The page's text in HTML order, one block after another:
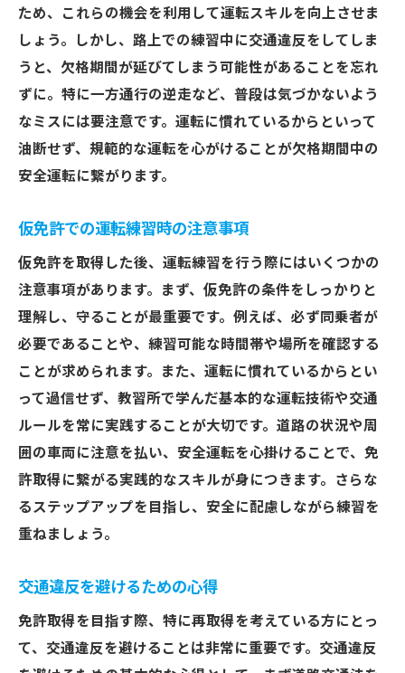
ため、これらの機会を利用して運転スキルを向上させま
しょう。しかし、路上での練習中に交通違反をしてしま
うと、欠格期間が延びてしまう可能性があることを忘れ
ずに。特に一方通行の逆走など、普段は気づかないよう
なミスには要注意です。運転に慣れているからといって
油断せず、規範的な運転を心がけることが欠格期間中の
安全運転に繋がります。
仮免許での運転練習時の注意事項
仮免許を取得した後、運転練習を行う際にはいくつかの
注意事項があります。まず、仮免許の条件をしっかりと
理解し、守ることが最重要です。例えば、必ず同乗者が
必要であることや、練習可能な時間帯や場所を確認する
ことが求められます。また、運転に慣れているからとい
って過信せず、教習所で学んだ基本的な運転技術や交通
ルールを常に実践することが大切です。道路の状況や周
囲の車両に注意を払い、安全運転を心掛けることで、免
許取得に繋がる実践的なスキルが身につきます。さらな
るステップアップを目指し、安全に配慮しながら練習を
重ねましょう。
交通違反を避けるための心得
免許取得を目指す際、特に再取得を考えている方にとっ
て、交通違反を避けることは非常に重要です。交通違反